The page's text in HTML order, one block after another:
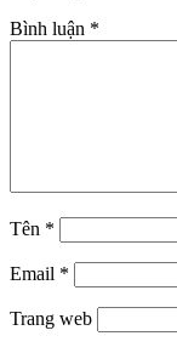
Bình luận *
Tên *
Email *
Trang web